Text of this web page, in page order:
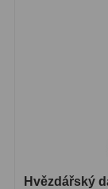
Hvězdářský